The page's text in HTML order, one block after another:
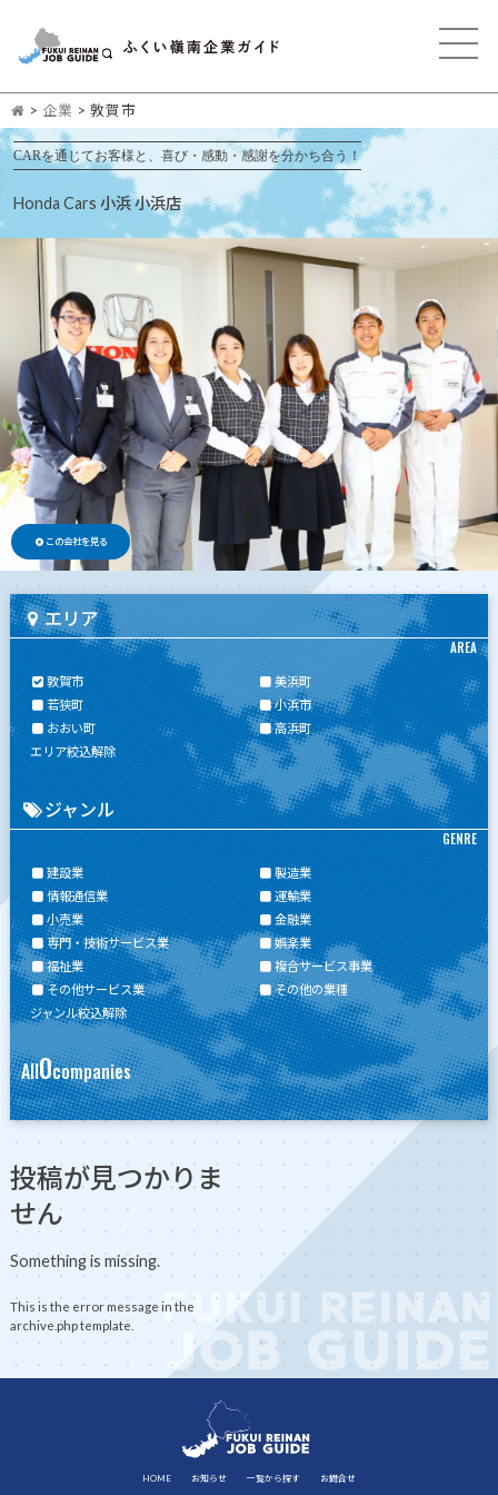
> 企業 > 敦賀市
CARを通じてお客様と、喜び・感動・感謝を分かち合う！
Honda Cars 小浜 小浜店
この会社を見る
エリア
AREA
敦賀市
美浜町
若狭町
小浜市
おおい町
高浜町
エリア絞込解除
ジャンル
GENRE
建設業
製造業
情報通信業
運輸業
小売業
金融業
専門・技術サービス業
娯楽業
福祉業
複合サービス事業
その他サービス業
その他の業種
ジャンル絞込解除
All0companies
投稿が見つかりま
せん
Something is missing.
This is the error message in the
archive.php template.
HOME お知らせ 一覧から探す お問合せ